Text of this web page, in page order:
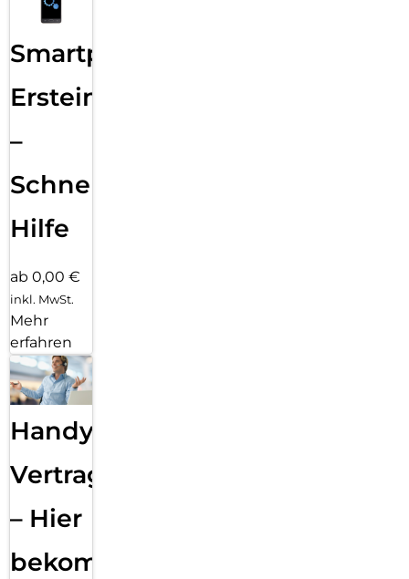
Smartphone
Ersteinrichtung
–
Schnelle
Hilfe
ab 0,00 €
inkl. MwSt.
Mehr
erfahren
Handy
Vertragsabwicklung
– Hier
bekommst